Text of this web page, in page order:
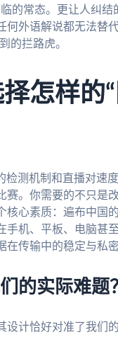
的常态。更让人纠结
何外语解说都无法替
的拦路虎。
怎样的
测机制和直播对速
赛。你需要的不只是
心素质：遍布中国
机、平板、电脑甚
传输中的稳定与私密
的实际难题？
设计恰好对准了我们